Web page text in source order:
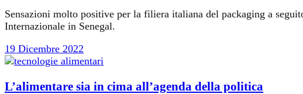
Sensazioni molto positive per la filiera italiana del packaging a
Internazionale in Senegal.
19 Dicembre 2022
L’alimentare sia in cima all’agenda della politica